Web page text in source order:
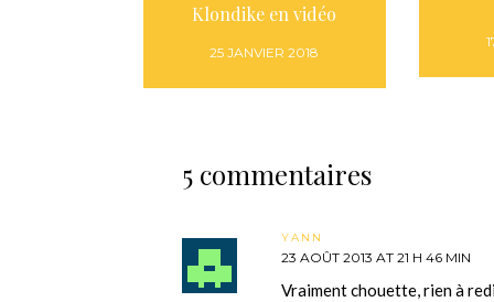
Klondike en vidéo
25 JANVIER 2018
5 commentaires
YANN
23 AOÛT 2013 AT 21 H 46 MIN
Vraiment chouette, rien à